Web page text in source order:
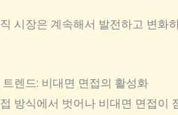
시장은 계속해서 발전하고 변화
렌드: 비대면 면접의 활성화
방식에서 벗어나 비대면 면접이